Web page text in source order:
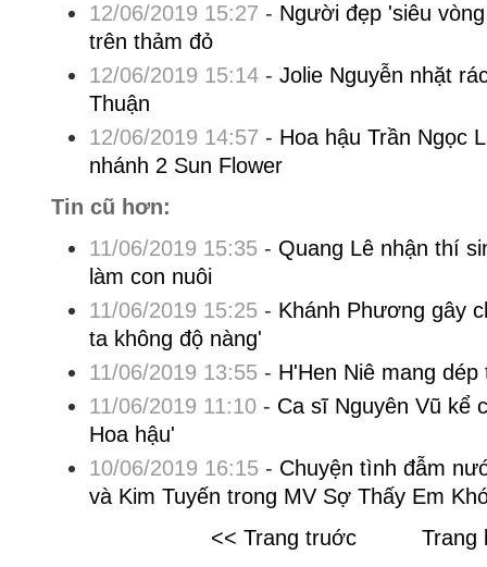
12/06/2019 15:27 - Người đẹp 'siêu
trên thảm đỏ
12/06/2019 15:14- Jolie Nguyễn nhặt
Thuận
12/06/2019 14:57 - Hoa hậu Trần Ngọc
nhánh 2 Sun Flower
Tin cũ hơn:
11/06/2019 15:35- Quang Lê nhận thí
làm con nuôi
11/06/2019 15:25- Khánh Phương gây
ta không độ nàng'
11/06/2019 13:55- H'Hen Niê mang
11/06/2019 11:10- Ca sĩ Nguyên Vũ kể
Hoa hậu'
10/06/2019 16:15- Chuyện tình đẫm
và Kim Tuyến trong MV Sợ Thấy Em
<< Trang truớc
Trang